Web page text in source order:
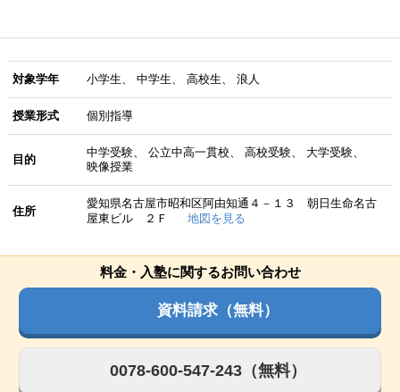
対象学年 小学生 中学生 高校生 浪人
授業形式 個別指導
目的
中学受験 公立中高一貫校 高校受験
大学受験
映像授業
住所
愛知県名古屋市昭和区阿由知通４－１３ 朝日生命名古
屋東ビル ２Ｆ
地図を見る
料金・入塾に関するお問い合わせ
資料請求（無料）
0078-600-547-243（無料）